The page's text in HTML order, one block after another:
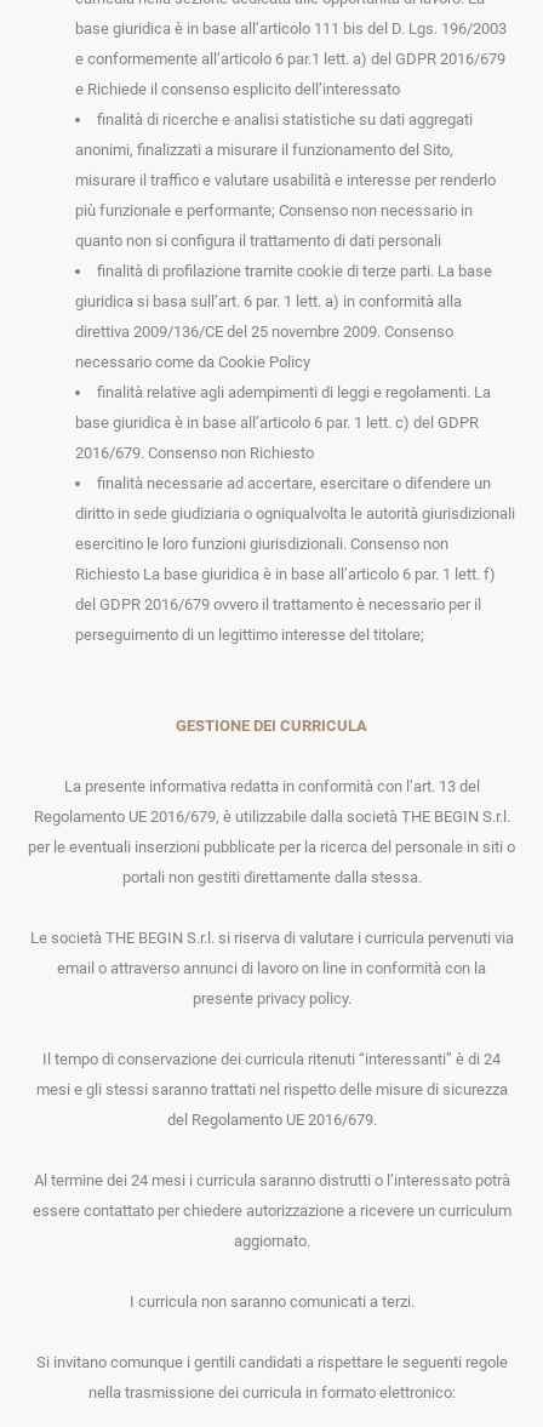
base giuridica è in base all’articolo 111 bis del D. Lgs. 196/2003
e conformemente all’articolo 6 par.1 lett. a) del GDPR 2016/679
e Richiede il consenso esplicito dell’interessato
finalità di ricerche e analisi statistiche su dati aggregati
anonimi, finalizzati a misurare il funzionamento del Sito,
misurare il traffico e valutare usabilità e interesse per renderlo
più funzionale e performante; Consenso non necessario in
quanto non si configura il trattamento di dati personali
finalità di profilazione tramite cookie di terze parti. La base
giuridica si basa sull’art. 6 par. 1 lett. a) in conformità alla
direttiva 2009/136/CE del 25 novembre 2009. Consenso
necessario come da Cookie Policy
finalità relative agli adempimenti di leggi e regolamenti. La
base giuridica è in base all’articolo 6 par. 1 lett. c) del GDPR
2016/679. Consenso non Richiesto
finalità necessarie ad accertare, esercitare o difendere un
diritto in sede giudiziaria o ogniqualvolta le autorità giurisdizionali
esercitino le loro funzioni giurisdizionali. Consenso non
Richiesto La base giuridica è in base all’articolo 6 par. 1 lett. f)
del GDPR 2016/679ovvero il trattamento è necessario per il
perseguimento di un legittimo interesse del titolare;
GESTIONE DEI CURRICULA
La presente informativa redatta in conformità con l’art. 13 del
Regolamento UE 2016/679, è utilizzabile dalla società THE BEGIN S.r.l.
per le eventuali inserzioni pubblicate per la ricerca del personale in siti o
portali non gestiti direttamente dalla stessa.
Le società THE BEGIN S.r.l. si riserva di valutare i curricula pervenuti via
email o attraverso annunci di lavoro on line in conformità con la
presente privacy policy.
Il tempo di conservazione dei curricula ritenuti “interessanti” è di 24
mesi e gli stessi saranno trattati nel rispetto delle misure di sicurezza
del Regolamento UE 2016/679.
Al termine dei 24 mesi i curricula saranno distrutti o l’interessato potrà
essere contattato per chiedere autorizzazione a ricevere un curriculum
aggiornato.
I curricula non saranno comunicati a terzi.
Si invitano comunque i gentili candidati a rispettare le seguenti regole
nella trasmissione dei curricula in formato elettronico: